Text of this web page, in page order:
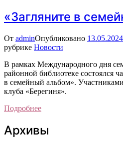
«Загляните в
От adminОпубликовано 13.05.2024
рубрике Новости
В рамках Международного дня
районной библиотеке состоялся
в семейный альбом».
клуба «Берегиня».
Подробнее
Архивы